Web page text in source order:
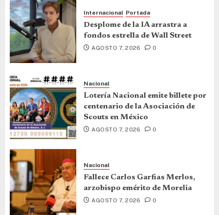
Internacional Portada
Desplome de la IA arrastra a
fondos estrella de Wall Street
AGOSTO 7, 2026 0
Nacional
Lotería Nacional emite billete por
centenario de la Asociación de
Scouts en México
AGOSTO 7, 2026 0
Nacional
Fallece Carlos Garfias Merlos,
arzobispo emérito de Morelia
AGOSTO 7, 2026 0